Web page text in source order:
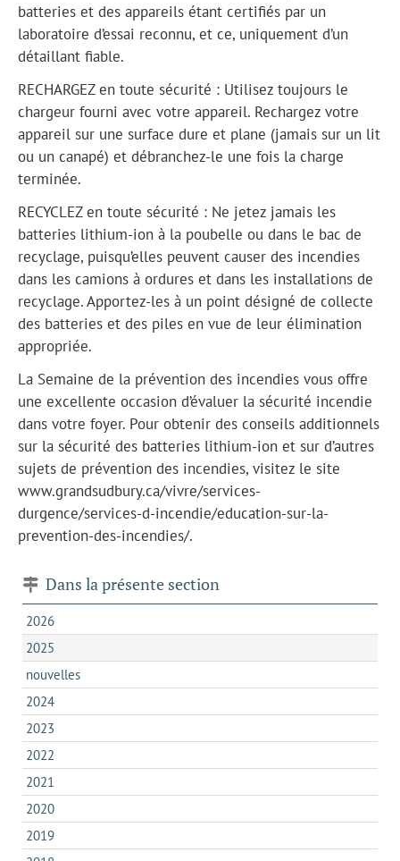
batteries et des appareils étant certifiés par un
laboratoire d’essai reconnu, et ce, uniquement d’un
détaillant fiable.
RECHARGEZ en toute sécurité : Utilisez toujours le
chargeur fourni avec votre appareil. Rechargez votre
appareil sur une surface dure et plane (jamais sur un lit
ou un canapé) et débranchez-le une fois la charge
terminée.
RECYCLEZ en toute sécurité : Ne jetez jamais les
batteries lithium-ion à la poubelle ou dans le bac de
recyclage, puisqu’elles peuvent causer des incendies
dans les camions à ordures et dans les installations de
recyclage. Apportez-les à un point désigné de collecte
des batteries et des piles en vue de leur élimination
appropriée.
La Semaine de la prévention des incendies vous offre
une excellente occasion d’évaluer la sécurité incendie
dans votre foyer. Pour obtenir des conseils additionnels
sur la sécurité des batteries lithium-ion et sur d’autres
sujets de prévention des incendies, visitez le site
www.grandsudbury.ca/vivre/services-
durgence/services-d-incendie/education-sur-la-
prevention-des-incendies/.
Dans la présente section
2026
2025
nouvelles
2024
2023
2022
2021
2020
2019